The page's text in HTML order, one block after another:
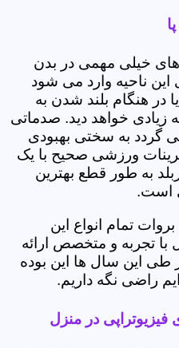
خیلی مهمی در بدن
ناحیه وارد می شود
در هنگام بلند شدن به
خواهد دید. صدماتی
گردد به سختی بهبودی
ورزشی صحیح با یک
به طور قطع بهترین
است.
تمام انواع این
با تجربه و متخصص ارائه
این سال ها این بوده
راضی نگه داریم.
در منزل